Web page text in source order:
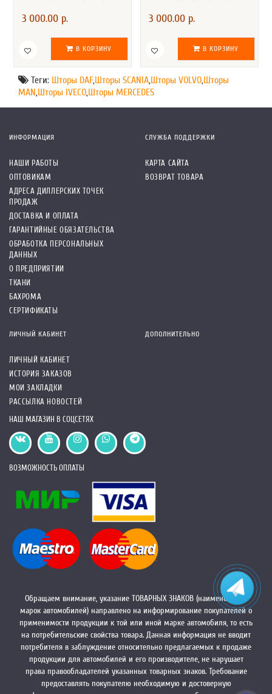
3 000.00 р.
В КОРЗИНУ
3 000.00 р.
В КОРЗИНУ
Теги: Шторы DAF,Шторы SCANIA,Шторы VOLVO,Шторы
MAN,Шторы IVECO,Шторы MERCEDES
ИНФОРМАЦИЯ
НАШИ РАБОТЫ
ОПТОВИКАМ
АДРЕСА ДИЛЛЕРСКИХ ТОЧЕК
ПРОДАЖ
ДОСТАВКА И ОПЛАТА
ГАРАНТИЙНЫЕ ОБЯЗАТЕЛЬСТВА
ОБРАБОТКА ПЕРСОНАЛЬНЫХ
ДАННЫХ
О ПРЕДПРИЯТИИ
ТКАНИ
БАХРОМА
СЕРТИФИКАТЫ
СЛУЖБА ПОДДЕРЖКИ
КАРТА САЙТА
ВОЗВРАТ ТОВАРА
ЛИЧНЫЙ КАБИНЕТ
ЛИЧНЫЙ КАБИНЕТ
ИСТОРИЯ ЗАКАЗОВ
МОИ ЗАКЛАДКИ
РАССЫЛКА НОВОСТЕЙ
ДОПОЛНИТЕЛЬНО
НАШ МАГАЗИН В СОЦСЕТЯХ
ВОЗМОЖНОСТЬ ОПЛАТЫ
Обращаем внимание, указание ТОВАРНЫХ ЗНАКОВ (наименований
марок автомобилей) направлено на информирование покупателей о
применимости продукции к той или иной марке автомобиля, то есть
на потребительские свойства товара. Данная информация не вводит
потребителя в заблуждение относительно предлагаемых к продаже
продукции для автомобилей и его производителе, не нарушает
права правообладателей указанных товарных знаков. Требование
предоставлять покупателю необходимую и достоверную